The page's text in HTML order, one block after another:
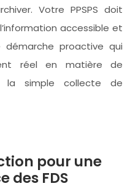
Votre PPSPS doit
accessible et
démarche proactive qui
réel en matière de
la simple collecte de
pour une
des FDS